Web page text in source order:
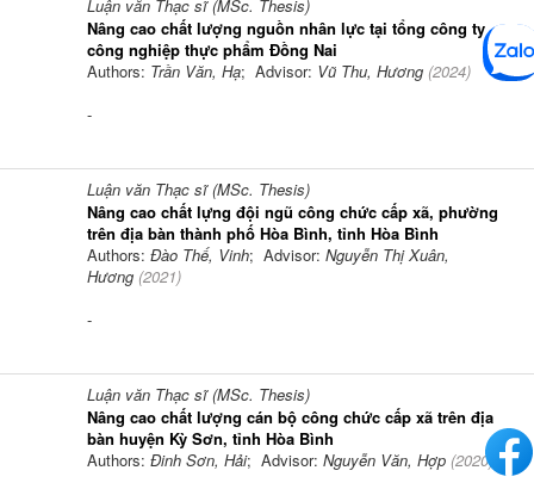
Luận văn Thạc sĩ (MSc. Thesis)
Nâng cao chất lượng nguồn nhân lực tại tổng công ty
công nghiệp thực phẩm Đồng Nai
Authors: Trần Văn, Hạ; Advisor: Vũ Thu, Hương (2024)
-
Luận văn Thạc sĩ (MSc. Thesis)
Nâng cao chất lựng đội ngũ công chức cấp xã, phường
trên địa bàn thành phố Hòa Bình, tỉnh Hòa Bình
Authors: Đào Thế, Vinh; Advisor: Nguyễn Thị Xuân,
Hương (2021)
-
Luận văn Thạc sĩ (MSc. Thesis)
Nâng cao chất lượng cán bộ công chức cấp xã trên địa
bàn huyện Kỳ Sơn, tỉnh Hòa Bình
Authors: Đinh Sơn, Hải; Advisor: Nguyễn Văn, Hợp (2020)